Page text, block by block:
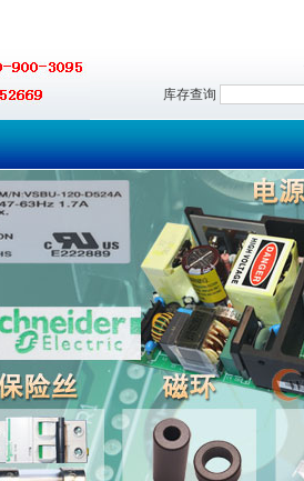
库存查询